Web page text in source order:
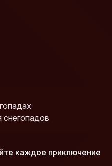
каждое приключение